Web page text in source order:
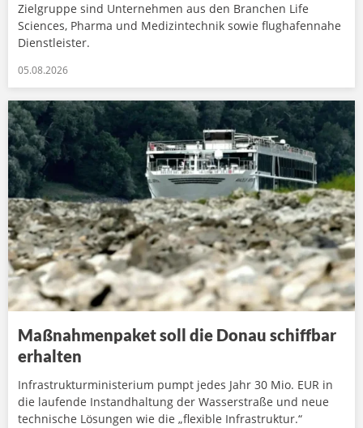
Zielgruppe sind Unternehmen aus den Branchen Life
Sciences, Pharma und Medizintechnik sowie flughafennahe
Dienstleister.
05.08.2026
Maßnahmenpaket soll die Donau schiffbar
erhalten
Infrastrukturministerium pumpt jedes Jahr 30 Mio. EUR in
die laufende Instandhaltung der Wasserstraße und neue
technische Lösungen wie die „flexible Infrastruktur.“